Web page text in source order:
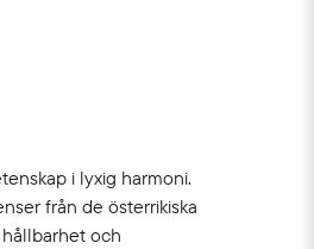
i lyxig harmoni.
från de österrikiska
och